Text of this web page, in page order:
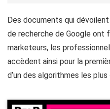
Des documents qui
de recherche de Google ont
marketeurs, les
accèdent ainsi pour la
d’un des algorithmes les